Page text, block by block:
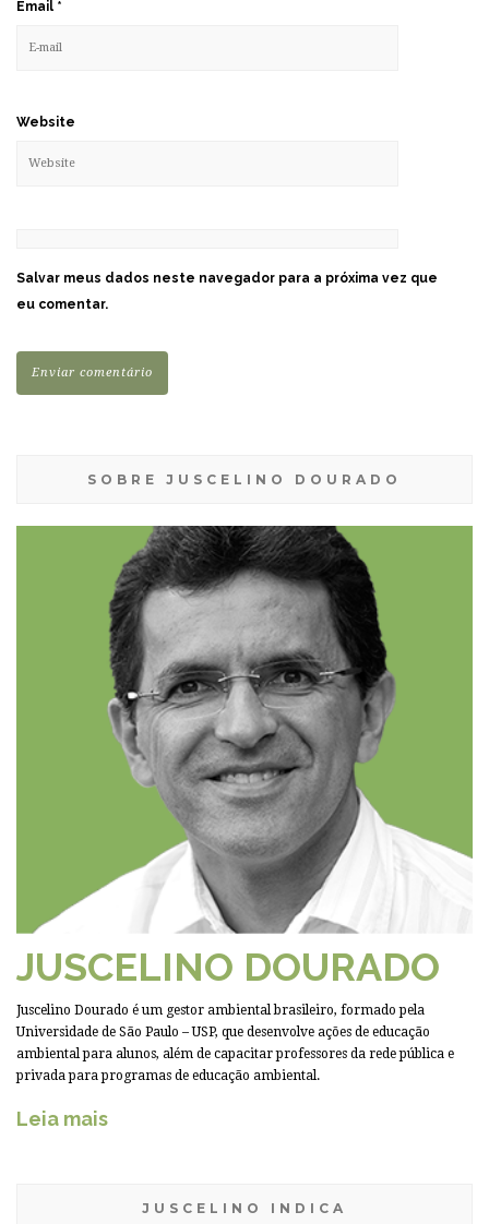
Email *
Website
Salvar meus dados neste navegador para a próxima vez que
eu comentar.
SOBRE JUSCELINO DOURADO
JUSCELINO DOURADO
Juscelino Dourado é um gestor ambiental brasileiro, formado pela
Universidade de São Paulo – USP, que desenvolve ações de educação
ambiental para alunos, além de capacitar professores da rede pública e
privada para programas de educação ambiental.
Leia mais
JUSCELINO INDICA